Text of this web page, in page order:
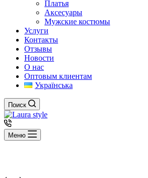
Платья
Аксесуары
Мужские костюмы
Услуги
Контакты
Отзывы
Новости
О нас
Оптовым клиентам
Українська
Поиск
Меню